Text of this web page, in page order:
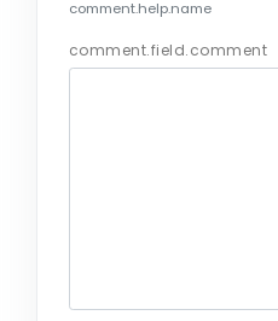
comment.help.name
comment.field.comment